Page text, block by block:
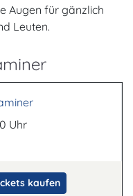
Augen für gänzlich
Leuten.
Uhr
kaufen